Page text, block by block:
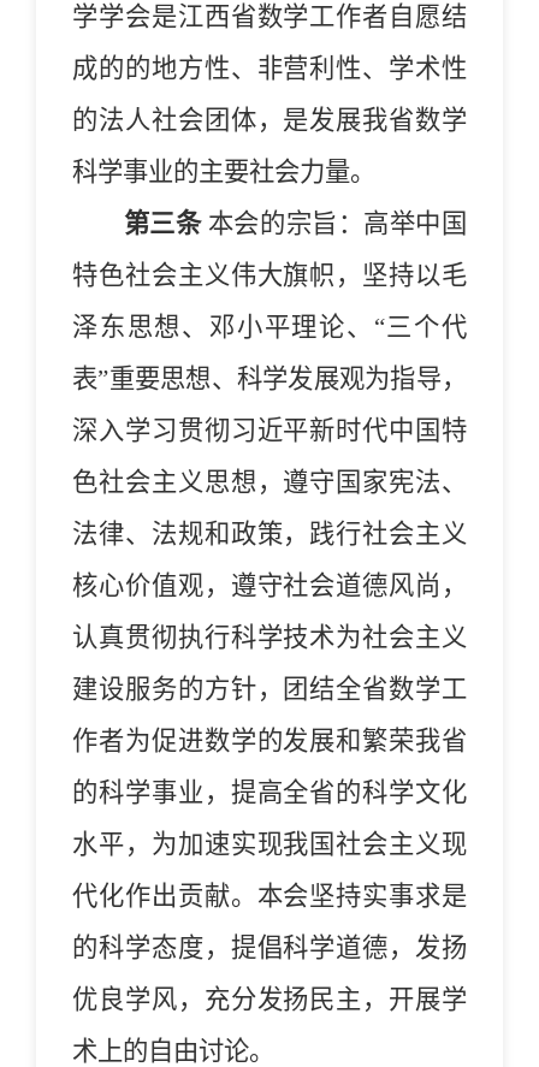
学学会是江西省数学工作者自愿结
成的的地方性、非营利性、学术性
的法人社会团体，是发展我省数学
科学事业的主要社会力量。
第三条 本会的宗旨：高举中国
特色社会主义伟大旗帜，坚持以毛
泽东思想、邓小平理论、 “三个代
表”重要思想、科学发展观为指导，
深入学习贯彻习近平新时代中国特
色社会主义思想，遵守国家宪法、
法律、法规和政策，践行社会主义
核心价值观，遵守社会道德风尚，
认真贯彻执行科学技术为社会主义
建设服务的方针，团结全省数学工
作者为促进数学的发展和繁荣我省
的科学事业，提高全省的科学文化
水平，为加速实现我国社会主义现
代化作出贡献。本会坚持实事求是
的科学态度，提倡科学道德，发扬
优良学风，充分发扬民主，开展学
术上的自由讨论。